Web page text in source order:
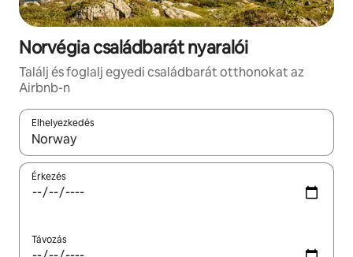
Norvégia családbarát nyaralói
Találj és foglalj egyedi családbarát otthonokat az
Airbnb-n
Elhelyezkedés
Az eredmények között a felfelé és a lefelé nyíllal
Érkezés
Távozás